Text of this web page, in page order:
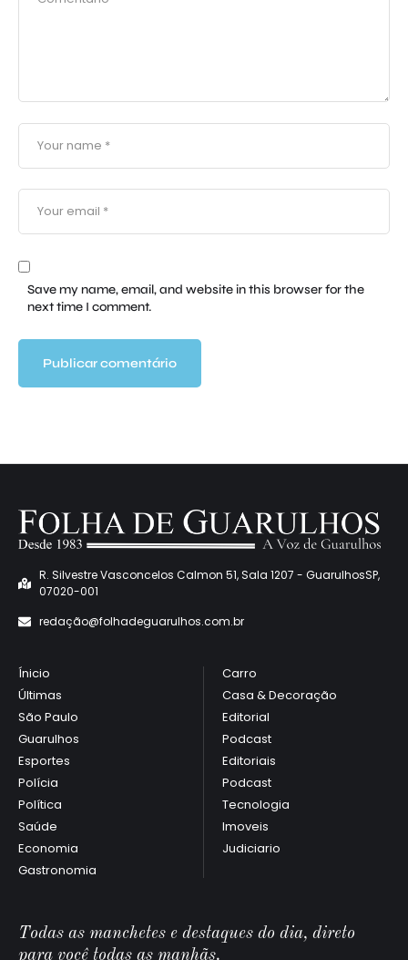
Save my name, email, and website in this browser for the
next time I comment.
R. Silvestre Vasconcelos Calmon 51, Sala 1207 - GuarulhosSP,
07020-001
redação@folhadeguarulhos.com.br
Ínicio
Últimas
São Paulo
Guarulhos
Esportes
Polícia
Política
Saúde
Economia
Gastronomia
Carro
Casa & Decoração
Editorial
Podcast
Editoriais
Podcast
Tecnologia
Imoveis
Judiciario
Todas as manchetes e destaques do dia, direto
para você todas as manhãs.